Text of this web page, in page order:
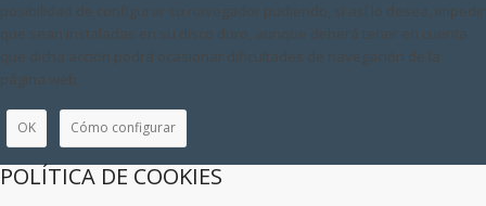
posibilidad de configurar su navegador pudiendo, si así lo desea, impedir
que sean instaladas en su disco duro, aunque deberá tener en cuenta
que dicha acción podrá ocasionar dificultades de navegación de la
página web.
OK Cómo configurar
POLÍTICA DE COOKIES